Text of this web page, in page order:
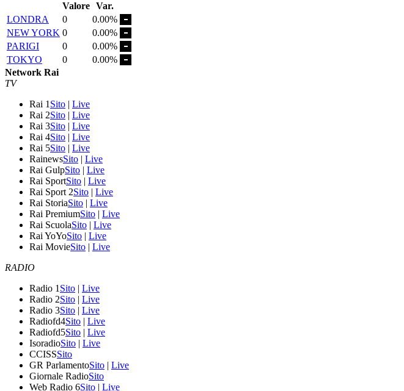
Valore Var.
LONDRA
0
0.00%
NEW YORK 0
0.00%
PARIGI
0
0.00%
TOKYO
0
0.00%
Network Rai
TV
Rai 1 Sito | Live
Rai 2Sito | Live
Rai 3Sito | Live
Rai 4Sito | Live
Rai 5Sito | Live
RainewsSito | Live
Rai GulpSito | Live
Rai SportSito | Live
Rai Sport 2Sito | Live
Rai StoriaSito | Live
Rai PremiumSito | Live
Rai ScuolaSito | Live
Rai YoYoSito | Live
Rai MovieSito | Live
RADIO
Radio 1 Sito | Live
Radio 2Sito | Live
Radio 3Sito | Live
Radiofd4Sito | Live
Radiofd5Sito | Live
IsoradioSito | Live
CCISSSito
GR ParlamentoSito | Live
Giornale RadioSito
Web Radio 6Sito | Live